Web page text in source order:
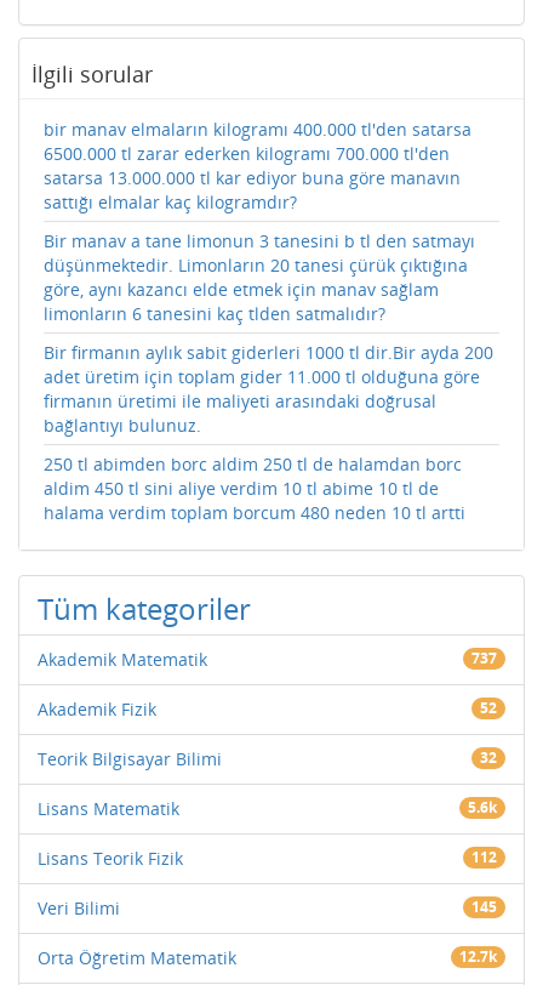
İlgili sorular
bir manav elmaların kilogramı 400.000 tl'den satarsa
6500.000 tl zarar ederken kilogramı 700.000 tl'den
satarsa 13.000.000 tl kar ediyor buna göre manavın
sattığı elmalar kaç kilogramdır?
Bir manav a tane limonun 3 tanesini b tl den satmayı
düşünmektedir. Limonların 20 tanesi çürük çıktığına
göre, aynı kazancı elde etmek için manav sağlam
limonların 6 tanesini kaç tlden satmalıdır?
Bir firmanın aylık sabit giderleri 1000 tl dir.Bir ayda 200
adet üretim için toplam gider 11.000 tl olduğuna göre
firmanın üretimi ile maliyeti arasındaki doğrusal
bağlantıyı bulunuz.
250 tl abimden borc aldim 250 tl de halamdan borc
aldim 450 tl sini aliye verdim 10 tl abime 10 tl de
halama verdim toplam borcum 480 neden 10 tl artti
Tüm kategoriler
Akademik Matematik 737
Akademik Fizik 52
Teorik Bilgisayar Bilimi 32
Lisans Matematik 5.6k
Lisans Teorik Fizik 112
Veri Bilimi 145
Orta Öğretim Matematik 12.7k